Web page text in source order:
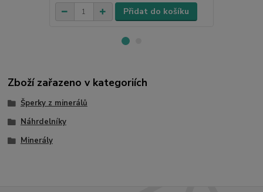
Přidat do košíku
Zboží zařazeno v kategoriích
Šperky z minerálů
Náhrdelníky
Minerály